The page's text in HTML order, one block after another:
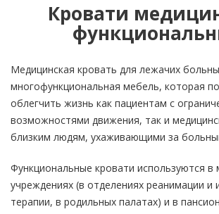
Кровати
Медицинская кровать для лежачих
многофункциональная мебель, которая
облегчить жизнь как пациентам с
возможностями движения, так и
близким людям, ухаживающими за
Функциональные кровати используются в
учреждениях (в отделениях реанимации и
терапии, в родильных палатах) и в